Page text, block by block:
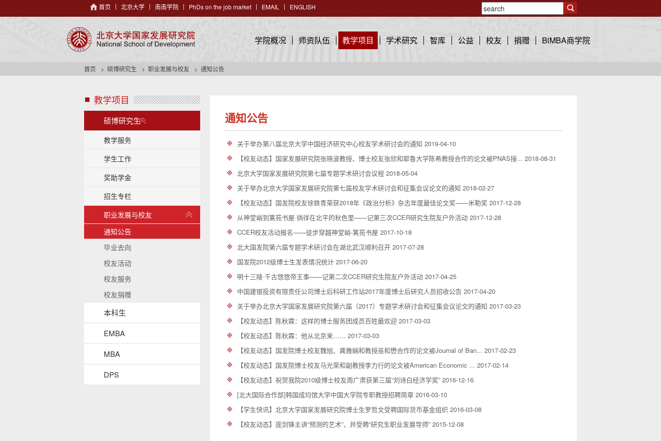
首页 北京大学 南南学院 PhDs on the job market EMAIL ENGLISH
学院概况 师资队伍 教学项目 学术研究 智库 公益 校友 捐赠 BiMBA商学院
首页 硕博研究生 职业发展与校友 通知公告
教学项目 s
i
d
e
e
r
a
硕博研究生
开
教学服务
学生工作
奖助学金
招生专栏
职业发展与校友
展
收
通知公告
毕业去向
校友活动
校友服务
校友捐赠
本科生
EMBA
MBA
DPS
通知公告
关于举办第八届北京大学中国经济研究中心校友学术研讨会的通知 2019-04-10
【校友动态】国家发展研究院张晓波教授、博士校友张欣和耶鲁大学陈希教授合作的论文被PNAS接... 2018-08-31
北京大学国家发展研究院第七届专题学术研讨会议程 2018-05-04
关于举办北京大学国家发展研究院第七届校友学术研讨会和征集会议论文的通知 2018-02-27
【校友动态】国发院校友徐轶青荣获2018年《政治分析》杂志年度最佳论文奖——米勒奖 2017-12-28
从神堂峪到篱苑书屋·徜徉在北平的秋色里——记第三次CCER研究生院友户外活动 2017-12-28
CCER校友活动报名——徒步穿越神堂峪-篱苑书屋 2017-10-18
北大国发院第六届专题学术研讨会在湖北武汉顺利召开 2017-07-28
国发院2012级博士生发表情况统计 2017-06-20
明十三陵·千古悠悠帝王事——记第二次CCER研究生院友户外活动 2017-04-25
中国建银投资有限责任公司博士后科研工作站2017年度博士后研究人员招收公告 2017-04-20
关于举办北京大学国家发展研究院第六届（2017）专题学术研讨会和征集会议论文的通知 2017-03-23
【校友动态】陈秋霖：这样的博士服务团成员百姓最欢迎 2017-03-03
【校友动态】陈秋霖：他从北京来…… 2017-03-03
【校友动态】国发院博士校友魏旭、龚雅娴和教授巫和懋合作的论文被Journal of Ban... 2017-02-23
【校友动态】国发院博士校友马光荣和副教授李力行的论文被American Economic ... 2017-02-14
【校友动态】祝贺我院2010级博士校友周广肃获第三届“刘诗白经济学奖” 2016-12-16
[北大国际合作部]韩国成均馆大学中国大学院专职教授招聘简章 2016-03-10
【学生快讯】北京大学国家发展研究院博士生罗哲文受聘国际货币基金组织 2016-03-08
【校友动态】庞剑锋主讲“预测的艺术”，并受聘“研究生职业发展导师” 2015-12-08